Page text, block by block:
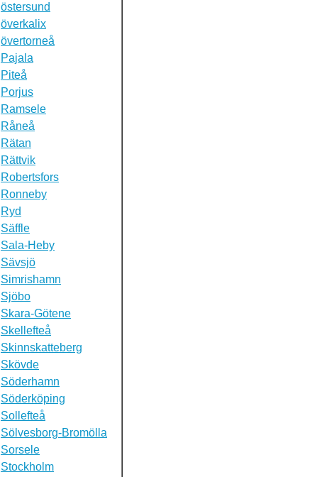
östersund
överkalix
övertorneå
Pajala
Piteå
Porjus
Ramsele
Råneå
Rätan
Rättvik
Robertsfors
Ronneby
Ryd
Säffle
Sala-Heby
Sävsjö
Simrishamn
Sjöbo
Skara-Götene
Skellefteå
Skinnskatteberg
Skövde
Söderhamn
Söderköping
Sollefteå
Sölvesborg-Bromölla
Sorsele
Stockholm